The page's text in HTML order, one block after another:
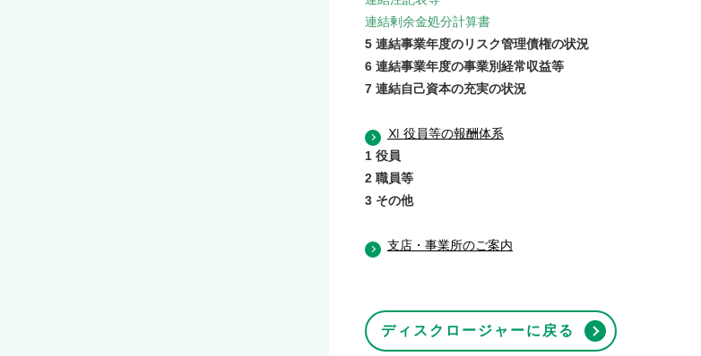
連結剰余金処分計算書
5 連結事業年度のリスク管理債権の状況
6 連結事業年度の事業別経常収益等
7 連結自己資本の充実の状況
Ⅺ 役員等の報酬体系
1 役員
2 職員等
3 その他
支店・事業所のご案内
ディスクロージャーに戻る